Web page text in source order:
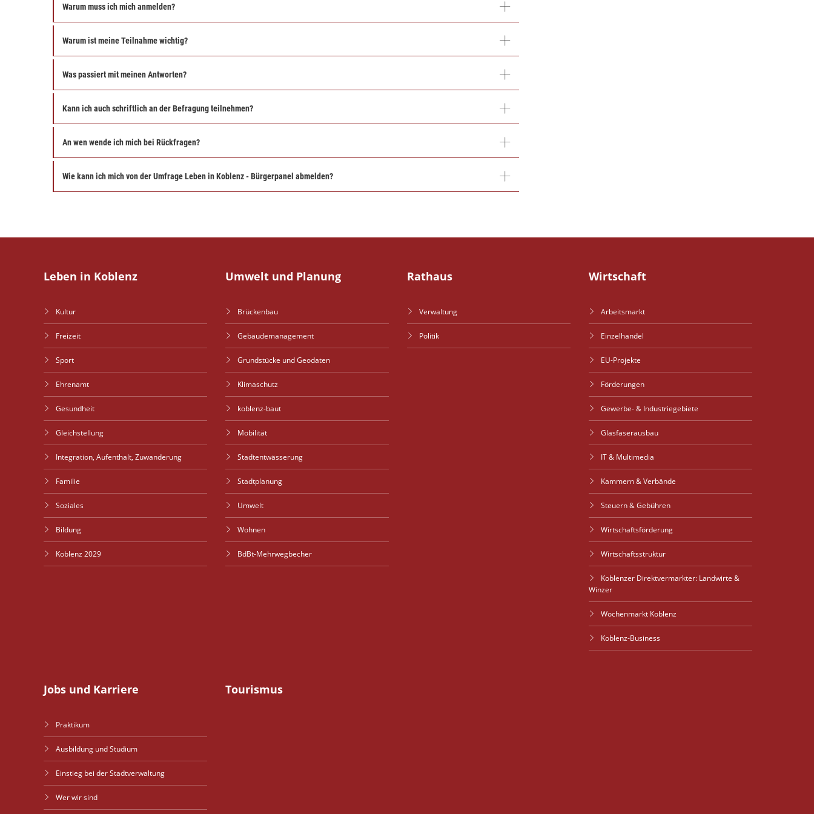
Warum muss ich mich anmelden?
Warum ist meine Teilnahme wichtig?
Was passiert mit meinen Antworten?
Kann ich auch schriftlich an der Befragung teilnehmen?
An wen wende ich mich bei Rückfragen?
Wie kann ich mich von der Umfrage Leben in Koblenz - Bürgerpanel abmelden?
Leben in Koblenz
Kultur
Freizeit
Sport
Ehrenamt
Gesundheit
Gleichstellung
Integration, Aufenthalt, Zuwanderung
Familie
Soziales
Bildung
Koblenz 2029
Umwelt und Planung
Brückenbau
Gebäudemanagement
Grundstücke und Geodaten
Klimaschutz
koblenz-baut
Mobilität
Stadtentwässerung
Stadtplanung
Umwelt
Wohnen
BdBt-Mehrwegbecher
Rathaus
Verwaltung
Politik
Wirtschaft
Arbeitsmarkt
Einzelhandel
EU-Projekte
Förderungen
Gewerbe- & Industriegebiete
Glasfaserausbau
IT & Multimedia
Kammern & Verbände
Steuern & Gebühren
Wirtschaftsförderung
Wirtschaftsstruktur
Koblenzer Direktvermarkter: Landwirte &
Winzer
Wochenmarkt Koblenz
Koblenz-Business
Jobs und Karriere
Praktikum
Ausbildung und Studium
Einstieg bei der Stadtverwaltung
Wer wir sind
Tourismus